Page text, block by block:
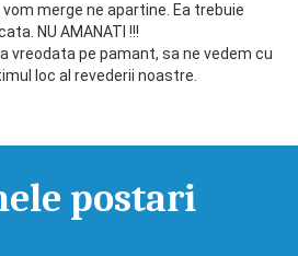
merge ne apartine. Ea trebuie
NU AMANATI !!!
vreodata pe pamant, sa ne vedem cu
loc al revederii noastre.
postari